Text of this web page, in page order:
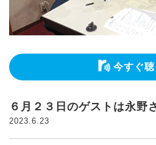
今すぐ聴
６月２３日のゲストは永野
2023.6.23